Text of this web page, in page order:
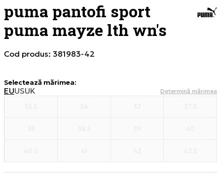
puma pantofi sport
puma mayze lth wn's
Cod produs: 381983-42
Selectează mărimea:
EUUSUK Determină mărimea